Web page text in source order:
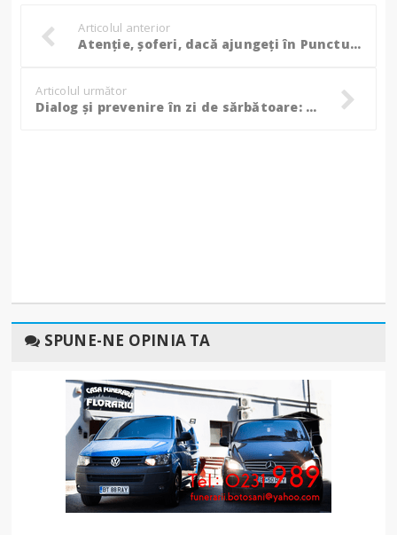
Articolul anterior
Atenție, șoferi, dacă ajungeți în Punctul de Trecere a Frontierei Stânca–Costești în zilele de 4 și 5 septembrie!
Articolul următor
Dialog și prevenire în zi de sărbătoare: polițiștii botoșăneni în mijlocul comunității din orașul Ștefănești!
SPUNE-NE OPINIA TA